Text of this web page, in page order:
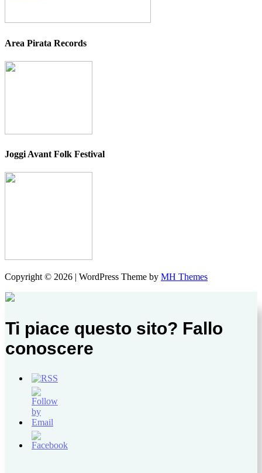
Area Pirata Records
Joggi Avant Folk Festival
Copyright © 2026 | WordPress Theme by MH Themes
Ti piace questo sito? Fallo
conoscere